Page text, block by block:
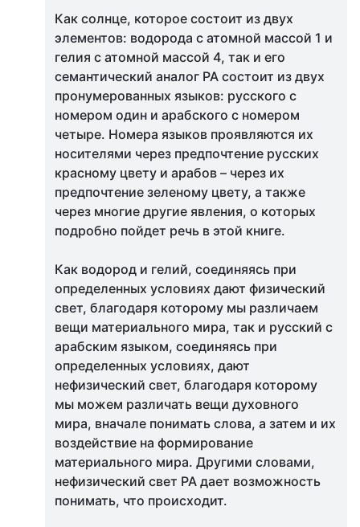
Как солнце, которое состоит из двух
элементов: водорода с атомной массой 1 и
гелия с атомной массой 4, так и его
семантический аналог РА состоит из двух
пронумерованных языков: русского с
номером один и арабского с номером
четыре. Номера языков проявляются их
носителями через предпочтение русских
красному цвету и арабов – через их
предпочтение зеленому цвету, а также
через многие другие явления, о которых
подробно пойдет речь в этой книге.
Как водород и гелий, соединяясь при
определенных условиях дают физический
свет, благодаря которому мы различаем
вещи материального мира, так и русский с
арабским языком, соединяясь при
определенных условиях, дают
нефизический свет, благодаря которому
мы можем различать вещи духовного
мира, вначале понимать слова, а затем и их
воздействие на формирование
материального мира. Другими словами,
нефизический свет РА дает возможность
понимать, что происходит.